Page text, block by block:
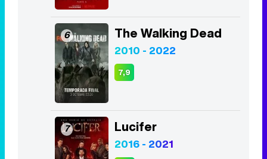
6 The Walking Dead
2010 - 2022
7,9
7 Lucifer
2016 - 2021